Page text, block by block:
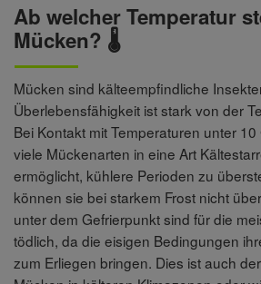
Ab welcher Temperatur
Mücken? 🌡️
Mücken sind kälteempfindliche
Überlebensfähigkeit ist stark von der
Bei Kontakt mit Temperaturen unter
viele Mückenarten in eine Art
ermöglicht, kühlere Perioden zu
können sie bei starkem Frost nicht
unter dem Gefrierpunkt sind für die
tödlich, da die eisigen Bedingungen
zum Erliegen bringen. Dies ist auch